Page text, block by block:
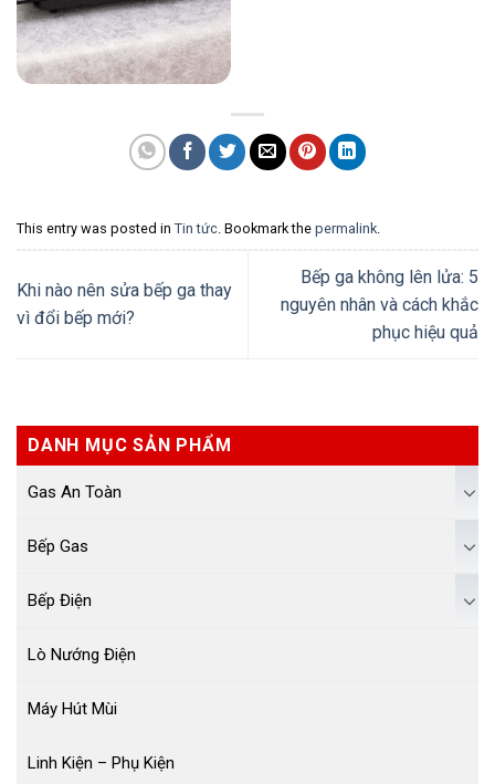
This entry was posted in Tin tức. Bookmark the permalink.
Khi nào nên sửa bếp ga thay
vì đổi bếp mới?
Bếp ga không lên lửa: 5
nguyên nhân và cách khắc
phục hiệu quả
DANH MỤC SẢN PHẨM
Gas An Toàn
Bếp Gas
Bếp Điện
Lò Nướng Điện
Máy Hút Mùi
Linh Kiện – Phụ Kiện